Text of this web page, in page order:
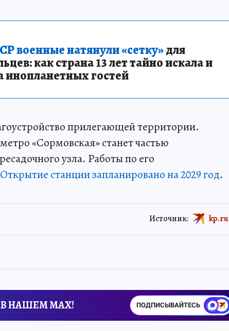
военные натянули «сетку»для
как страна 13 лет тайно искала и
инопланетных гостей
прилегающей территории.
«Сормовская» станет частью
узла. Работы по его
Открытие станции запланировано на 2029 год.
Источник: kp.ru
НАШЕМ MAX! ПОДПИСЫВАЙТЕСЬ